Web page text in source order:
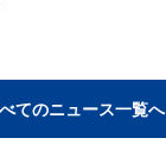
てのニュース一覧へ